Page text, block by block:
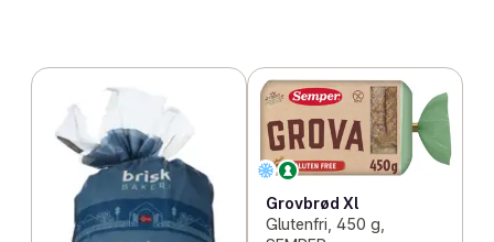
Grovbrød Xl
Glutenfri, 450 g,